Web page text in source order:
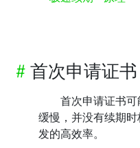
# 首次申请证书
首次申请证书
缓慢，并没有续期
发的高效率。